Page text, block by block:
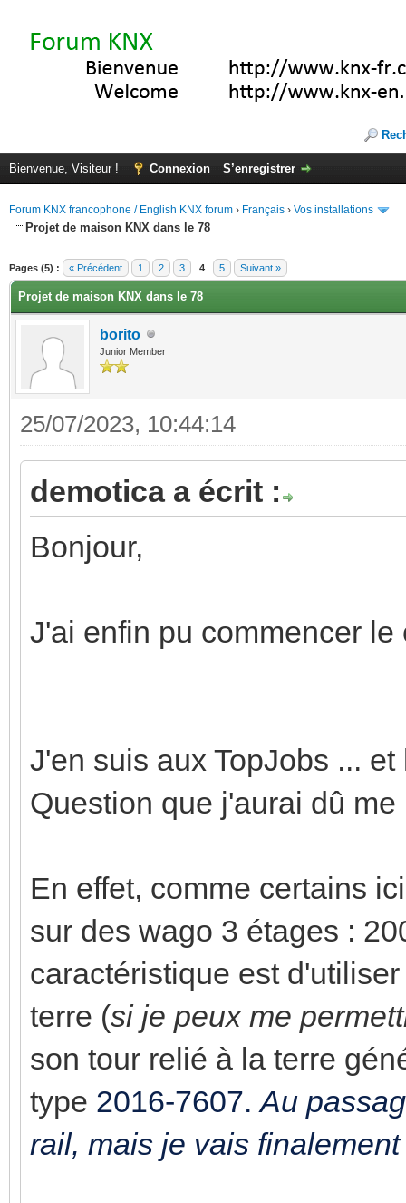
Bienvenue, Visiteur ! Connexion S’enregistrer
Forum KNX francophone / English KNX forum › Français › Vos installations
Projet de maison KNX dans le 78
Pages (5) : « Précédent 1 2 3 4 5 Suivant »
Projet de maison KNX dans le 78
borito
Junior Member
25/07/2023, 10:44:14
demotica a écrit :
Bonjour,
J'ai enfin pu commencer
J'en suis aux TopJobs ...
Question que j'aurai dû
En effet, comme certains
sur des wago 3 étages :
caractéristique est
terre (si je peux me
son tour relié à la terre
type 2016-7607.Au
rail, mais je vais